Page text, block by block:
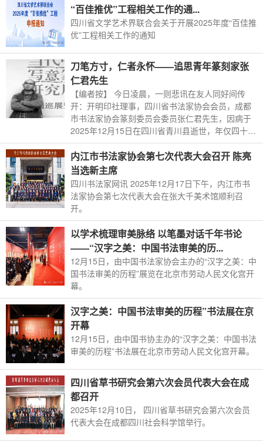
“百佳推优”工程相关工作的通...
四川省文学艺术界联合会关于开展2025年度“百佳推
优”工程相关工作的通知
刀笔方寸，仁者永怀——追思青年篆刻家张
仁君先生
【编者按】 今日凌晨，一则悲讯在友人同好间传
开：开明印社理事，四川省书法家协会会员，成都
市书法家协会篆刻委员会委员张仁君先生，因病于
2025年12月15日在四川省青川县逝世，年仅四十六
岁。
内江市书法家协会第七次代表大会召开 陈亮
当选新主席
四川书法家网讯 2025年12月17日下午，内江市书
法家协会第七次代表大会在张大千美术馆顺利召
开。
以学术梳理审美脉络 以笔墨对话千年书论
——“汉字之美：中国书法审美的历...
12月15日，由中国书法家协会主办的“汉字之美：中
国书法审美的历程”展览在北京市劳动人民文化宫开
幕。
汉字之美：中国书法审美的历程”书法展在京
开幕
12月15日，由中国书协主办的“汉字之美：中国书法
审美的历程”书法展在北京市劳动人民文化宫开幕。
四川省草书研究会第六次会员代表大会在成
都召开
2025年12月10日， 四川省草书研究会第六次会员
代表大会在成都四川社会科学馆举行。